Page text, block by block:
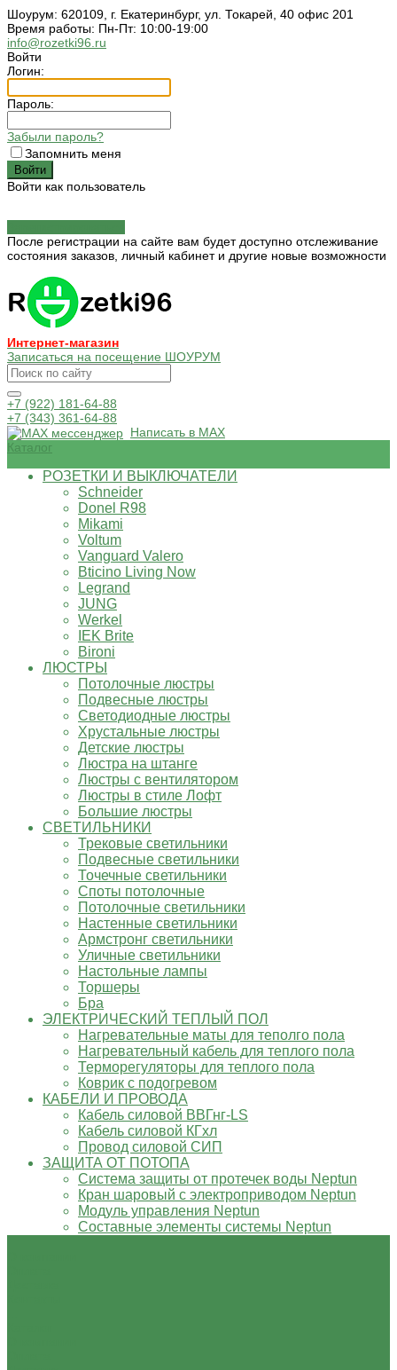
Шоурум: 620109, г. Екатеринбург, ул. Токарей, 40 офис 201
Время работы: Пн-Пт: 10:00-19:00
info@rozetki96.ru
Войти
Логин:
Пароль:
Забыли пароль?
Запомнить меня
Войти как пользователь
После регистрации на сайте вам будет доступно отслеживание
состояния заказов, личный кабинет и другие новые возможности
Интернет-магазин
Записаться на посещение ШОУРУМ
+7 (922) 181-64-88
+7 (343) 361-64-88
Написать в MAX
Каталог
РОЗЕТКИ И ВЫКЛЮЧАТЕЛИ
Schneider
Donel R98
Mikami
Voltum
Vanguard Valero
Bticino Living Now
Legrand
JUNG
Werkel
IEK Brite
Bironi
ЛЮСТРЫ
Потолочные люстры
Подвесные люстры
Светодиодные люстры
Хрустальные люстры
Детские люстры
Люстра на штанге
Люстры с вентилятором
Люстры в стиле Лофт
Большие люстры
СВЕТИЛЬНИКИ
Трековые светильники
Подвесные светильники
Точечные светильники
Споты потолочные
Потолочные светильники
Настенные светильники
Армстронг светильники
Уличные светильники
Настольные лампы
Торшеры
Бра
ЭЛЕКТРИЧЕСКИЙ ТЕПЛЫЙ ПОЛ
Нагревательные маты для теполго пола
Нагревательный кабель для теплого пола
Терморегуляторы для теплого пола
Коврик с подогревом
КАБЕЛИ И ПРОВОДА
Кабель силовой ВВГнг-LS
Кабель силовой КГхл
Провод силовой СИП
ЗАЩИТА ОТ ПОТОПА
Система защиты от протечек воды Neptun
Кран шаровый с электроприводом Neptun
Модуль управления Neptun
Составные элементы системы Neptun